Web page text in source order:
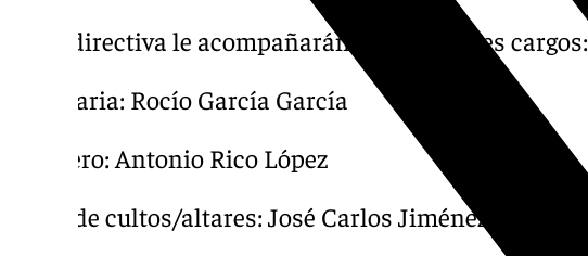
En la directiva le acompañarán los siguientes cargos:
Secretaria: Rocío García García
Tesorero: Antonio Rico López
Vocal de cultos/altares: José Carlos Jiménez Galán